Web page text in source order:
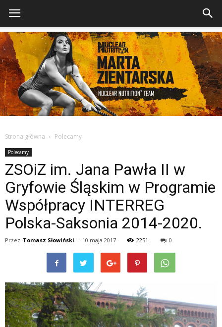
Strona główna Polecamy
Polecamy
ZSOiZ im. Jana Pawła II w
Gryfowie Śląskim w Programie
Współpracy INTERREG
Polska-Saksonia 2014-2020.
Przez Tomasz Słowiński - 10 maja 2017 2251 0